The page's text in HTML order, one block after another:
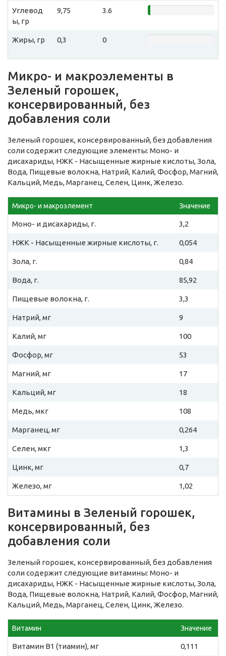
Углевод
ы, гр
9,75 3.6
Жиры, гр 0,3 0
Микро- и макроэлементы в
Зеленый горошек,
консервированный, без
добавления соли
Зеленый горошек, консервированный, без добавления
соли содержит следующие элементы: Моно- и
дисахариды, НЖК - Насыщенные жирные кислоты, Зола,
Вода, Пищевые волокна, Натрий, Калий, Фосфор, Магний,
Кальций, Медь, Марганец, Селен, Цинк, Железо.
Микро- и макроэлемент Значение
Моно- и дисахариды, г. 3,2
НЖК - Насыщенные жирные кислоты, г. 0,054
Зола, г. 0,84
Вода, г. 85,92
Пищевые волокна, г. 3,3
Натрий, мг 9
Калий, мг 100
Фосфор, мг 53
Магний, мг 17
Кальций, мг 18
Медь, мкг 108
Марганец, мг 0,264
Селен, мкг 1,3
Цинк, мг 0,7
Железо, мг 1,02
Витамины в Зеленый горошек,
консервированный, без
добавления соли
Зеленый горошек, консервированный, без добавления
соли содержит следующие витамины: Моно- и
дисахариды, НЖК - Насыщенные жирные кислоты, Зола,
Вода, Пищевые волокна, Натрий, Калий, Фосфор, Магний,
Кальций, Медь, Марганец, Селен, Цинк, Железо.
Витамин Значение
Витамин B1 (тиамин), мг 0,111